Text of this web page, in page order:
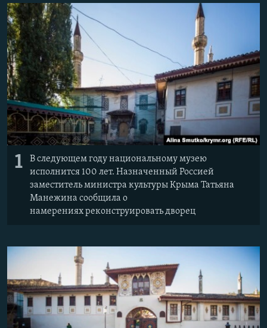
ПОБЕДИТЕЛЕЙ НЕ СУДЯТ?
КРЫМ.НЕПОКОРЕННЫЙ
ELIFBE
УКРАИНСКАЯ ПРОБЛЕМА КРЫМА
ПРИСОЕДИНЯЙТЕСЬ!
Все сайты RFE/RL
1
В следующем году национальному музею
исполнится 100 лет. Назначенный Россией
заместитель министра культуры Крыма Татьяна
Манежина сообщила о
намерениях реконструировать дворец